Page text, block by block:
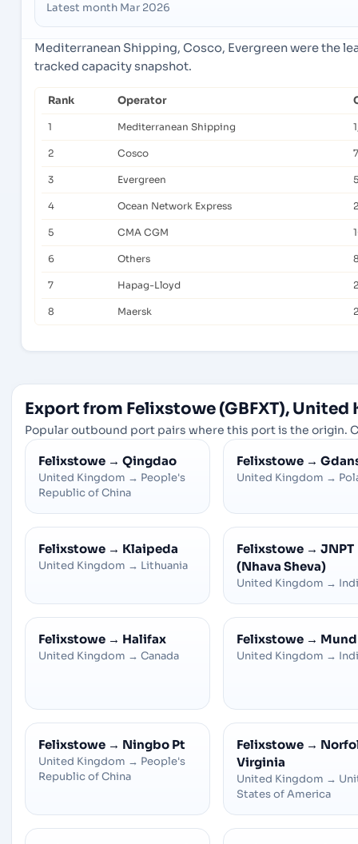
Latest month Mar 2026
Mediterranean Shipping, Cosco, Evergreen were the
tracked capacity snapshot.
Rank Operator
1 Mediterranean Shipping
2 Cosco
3 Evergreen
4 Ocean Network Express
5 CMA CGM
6 Others
7 Hapag-Lloyd
8 Maersk
Export from Felixstowe (GBFXT), United
Popular outbound port pairs where this port is the origin.
Felixstowe → Qingdao
United Kingdom → People's
Republic of China
Felixstowe →
United Kingdom →
Felixstowe → Klaipeda
United Kingdom → Lithuania
Felixstowe → JNPT
(Nhava Sheva)
United Kingdom →
Felixstowe → Halifax
United Kingdom → Canada
Felixstowe →
United Kingdom →
Felixstowe → Ningbo Pt
United Kingdom → People's
Republic of China
Felixstowe →
Virginia
United Kingdom →
States of America